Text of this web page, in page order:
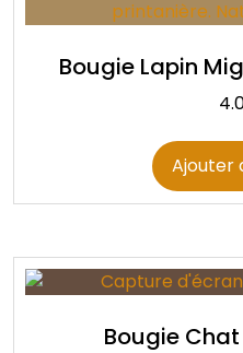
Bougie Lapin
Ajouter
Bougie Chat